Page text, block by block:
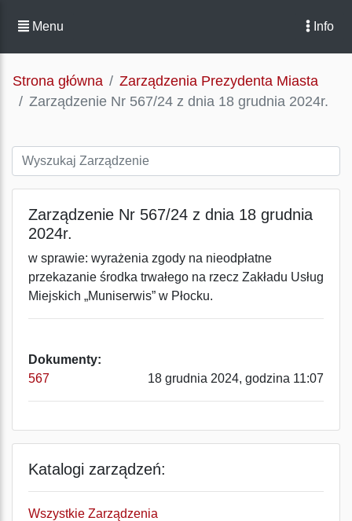
Menu Info
Strona główna
Zarządzenia Prezydenta Miasta
Zarządzenie Nr 567/24 z dnia 18 grudnia 2024r.
Zarządzenie Nr 567/24 z dnia 18 grudnia
2024r.
w sprawie: wyrażenia zgody na nieodpłatne
przekazanie środka trwałego na rzecz Zakładu Usług
Miejskich „Muniserwis” w Płocku.
Dokumenty:
567
18 grudnia 2024, godzina 11:07
Katalogi zarządzeń:
Wszystkie Zarządzenia